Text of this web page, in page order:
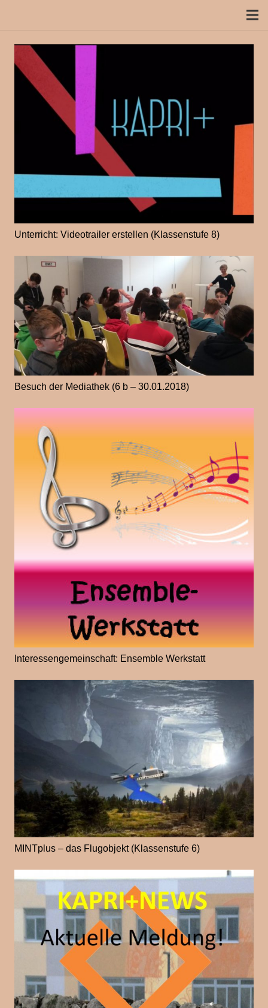
Unterricht: Videotrailer erstellen (Klassenstufe 8)
Besuch der Mediathek (6 b – 30.01.2018)
Interessengemeinschaft: Ensemble Werkstatt
MINTplus – das Flugobjekt (Klassenstufe 6)